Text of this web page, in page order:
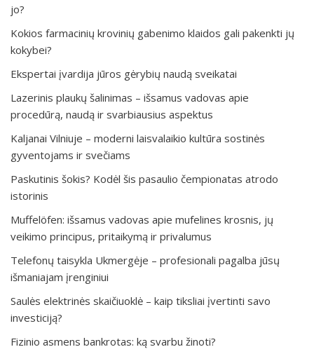
jo?
Kokios farmacinių krovinių gabenimo klaidos gali pakenkti jų
kokybei?
Ekspertai įvardija jūros gėrybių naudą sveikatai
Lazerinis plaukų šalinimas – išsamus vadovas apie
procedūrą, naudą ir svarbiausius aspektus
Kaljanai Vilniuje – moderni laisvalaikio kultūra sostinės
gyventojams ir svečiams
Paskutinis šokis? Kodėl šis pasaulio čempionatas atrodo
istorinis
Muffelöfen: išsamus vadovas apie mufelines krosnis, jų
veikimo principus, pritaikymą ir privalumus
Telefonų taisykla Ukmergėje – profesionali pagalba jūsų
išmaniajam įrenginiui
Saulės elektrinės skaičiuoklė – kaip tiksliai įvertinti savo
investiciją?
Fizinio asmens bankrotas: ką svarbu žinoti?